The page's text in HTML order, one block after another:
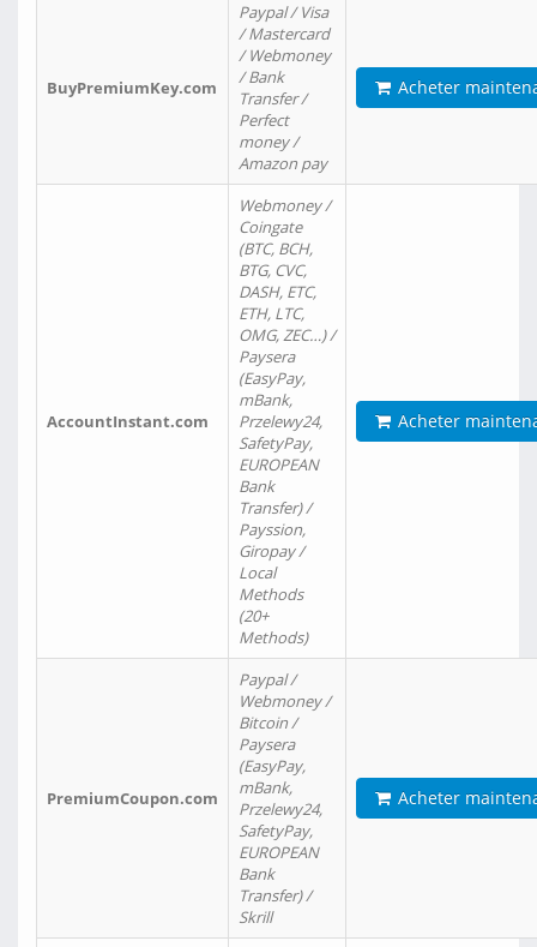
BuyPremiumKey.com
Paypal / Visa
/ Mastercard
/ Webmoney
/ Bank
Transfer /
Perfect
money /
Amazon pay
Acheter
AccountInstant.com
Webmoney /
Coingate
(BTC, BCH,
BTG, CVC,
DASH, ETC,
ETH, LTC,
OMG, ZEC…) /
Paysera
(EasyPay,
mBank,
Przelewy24,
SafetyPay,
EUROPEAN
Bank
Transfer) /
Payssion,
Giropay /
Local
Methods
(20+
Methods)
Acheter
PremiumCoupon.com
Paypal /
Webmoney /
Bitcoin /
Paysera
(EasyPay,
mBank,
Przelewy24,
SafetyPay,
EUROPEAN
Bank
Transfer) /
Skrill
Acheter